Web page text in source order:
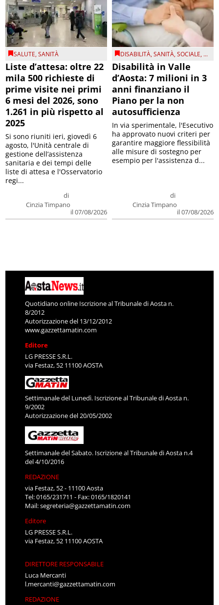
SALUTE,SANITÀ
Liste d’attesa: oltre 22
mila 500 richieste di
prime visite nei primi
6 mesi del 2026, sono
1.261 in più rispetto al
2025
di
Cinzia Timpano
il 07/08/2026
Si sono riuniti ieri, giovedì 6
agosto, l'Unità centrale di
gestione dell’assistenza
sanitaria e dei tempi delle
liste di attesa e l'Osservatorio
regi...
DISABILITÀ,SANITÀ,SOCIALE, ...
Disabilità in Valle
d’Aosta: 7 milioni in 3
anni finanziano il
Piano per la non
autosufficienza
di
Cinzia Timpano
il 07/08/2026
In via sperimentale, l'Esecutivo
ha approvato nuovi criteri per
garantire maggiore flessibilità
alle misure di sostegno per
esempio per l'assistenza d...
Quotidiano online Iscrizione al Tribunale di Aosta n.
8/2012
Autorizzazione del 13/12/2012
www.gazzettamatin.com
Editore
LG PRESSE S.R.L.
via Festaz, 52 11100 AOSTA
Settimanale del Lunedì. Iscrizione al Tribunale di Aosta n.
9/2002
Autorizzazione del 20/05/2002
Settimanale del Sabato. Iscrizione al Tribunale di Aosta n.4
del 4/10/2016
REDAZIONE
via Festaz, 52 - 11100 Aosta
Tel: 0165/231711 - Fax: 0165/1820141
Mail:segreteria@gazzettamatin.com
Editore
LG PRESSE S.R.L.
via Festaz, 52 11100 AOSTA
DIRETTORE RESPONSABILE
Luca Mercanti
l.mercanti@gazzettamatin.com
REDAZIONE